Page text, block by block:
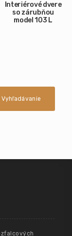
Interiérové dvere
so zárubňou
model 103 L
Vyhľadávanie